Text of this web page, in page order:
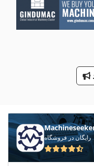
Tur 560
رایگان در فروشگاه